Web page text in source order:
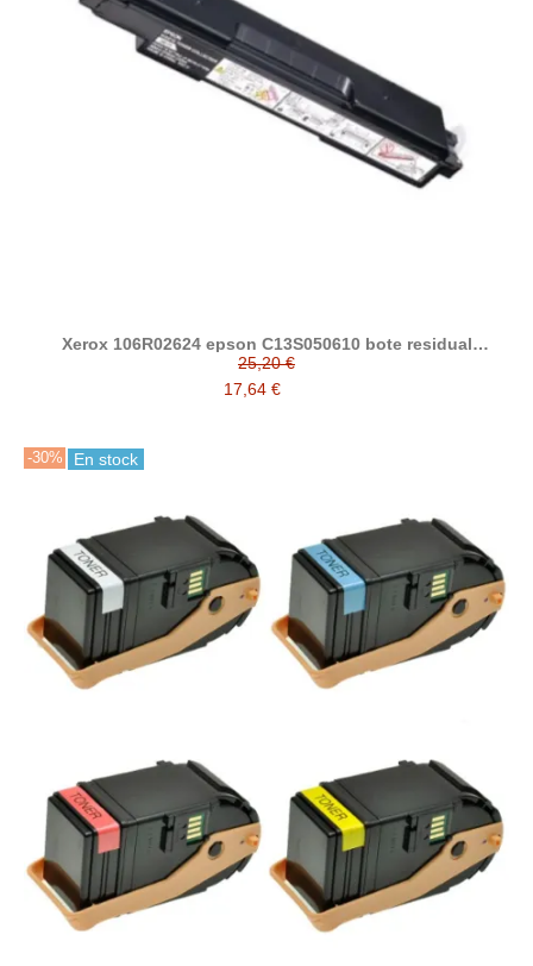
Xerox 106R02624 epson C13S050610 bote residual
compatible
25,20 €
17,64 €
-30% En stock